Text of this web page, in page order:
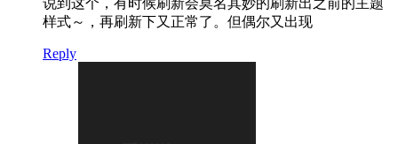
说到这个，有时候刷新会莫名其妙的刷新出之前的主题
样式～，再刷新下又正常了。但偶尔又出现
Reply